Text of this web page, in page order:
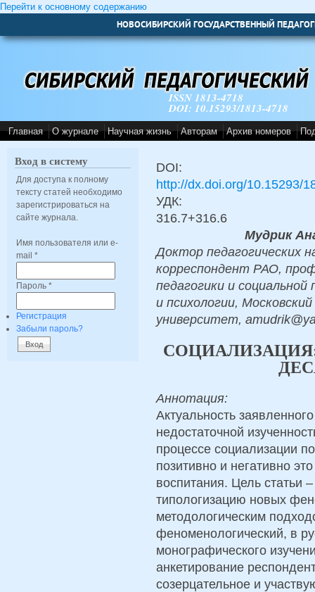
Перейти к основному содержанию
НОВОСИБИРСКИЙ ГОСУДАРСТВЕННЫЙ
ISSN 1813-4718
DOI: 10.15293/1813-4718
Главная О журнале Научная жизнь Авторам Архив номеров
Вход в систему
Для доступа к полному
тексту статей необходимо
зарегистрироваться на
сайте журнала.
Имя пользователя или e-
mail *
Пароль *
Регистрация
Забыли пароль?
DOI:
http://dx.doi.org/10.15293/
УДК:
316.7+316.6
Мудрик
Доктор педагогических
корреспондент РАО,
педагогики и
и психологии,
университет,
Аннотация:
Актуальность
недостаточной
процессе социализации
позитивно и негативно
воспитания. Цель статьи
типологизацию новых
методологическим
феноменологический, в
монографического
анкетирование
созерцательное и